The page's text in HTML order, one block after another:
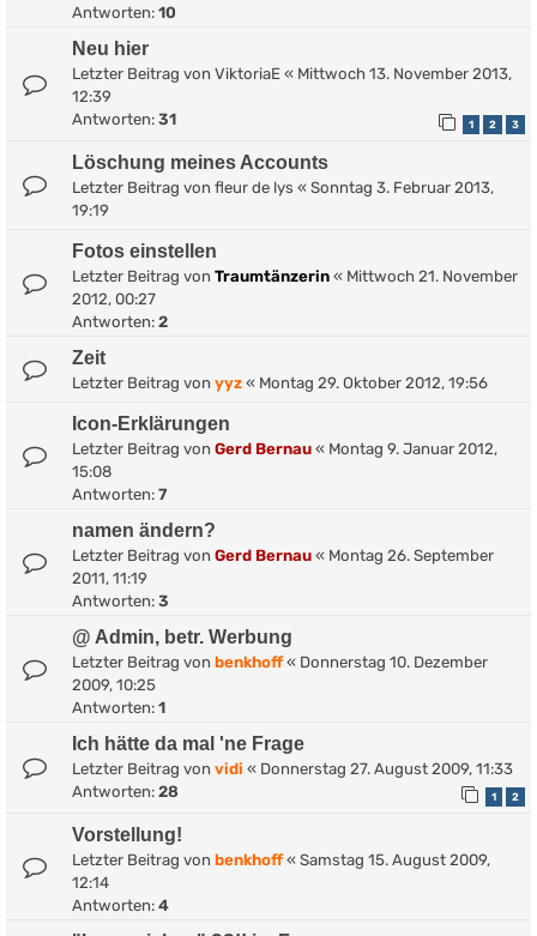
Antworten: 10
Neu hier
Letzter Beitrag von ViktoriaE « Mittwoch 13. November 2013,
12:39
Antworten: 31 1 2 3
Löschung meines Accounts
Letzter Beitrag von fleur de lys « Sonntag 3. Februar 2013,
19:19
Fotos einstellen
Letzter Beitrag von Traumtänzerin « Mittwoch 21. November
2012, 00:27
Antworten: 2
Zeit
Letzter Beitrag von yyz « Montag 29. Oktober 2012, 19:56
Icon-Erklärungen
Letzter Beitrag von Gerd Bernau « Montag 9. Januar 2012,
15:08
Antworten: 7
namen ändern?
Letzter Beitrag von Gerd Bernau « Montag 26. September
2011, 11:19
Antworten: 3
@ Admin, betr. Werbung
Letzter Beitrag von benkhoff« Donnerstag 10. Dezember
2009, 10:25
Antworten: 1
Ich hätte da mal 'ne Frage
Letzter Beitrag von vidi « Donnerstag 27. August 2009, 11:33
Antworten: 28 1 2
Vorstellung!
Letzter Beitrag von benkhoff« Samstag 15. August 2009,
12:14
Antworten: 4